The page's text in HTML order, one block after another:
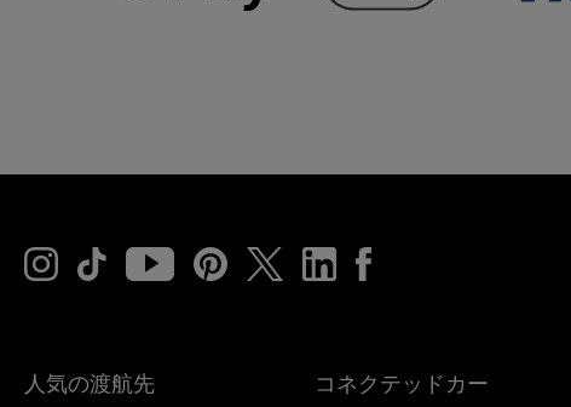
人気の渡航先 コネクテッドカー